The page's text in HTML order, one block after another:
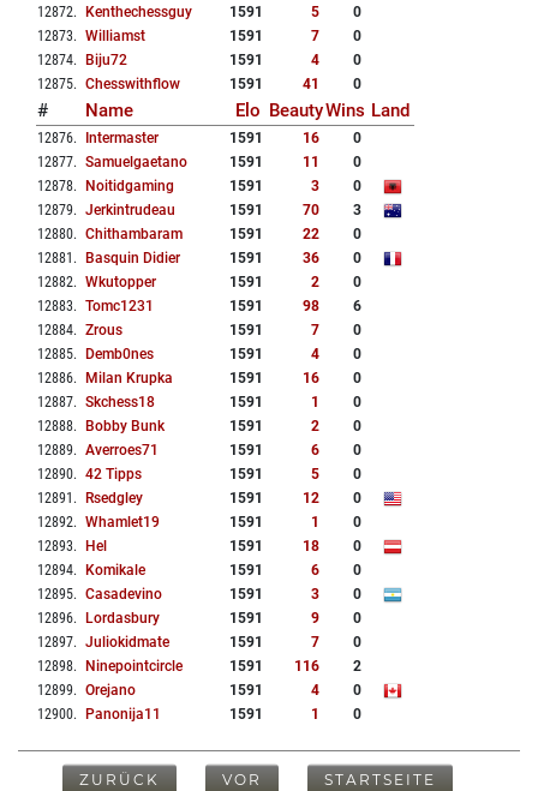
12872. Kenthechessguy 1591 5
0
12873. Williamst 1591 7
0
12874. Biju72 1591 4
0
12875. Chesswithflow 1591 41 0
# Name Elo BeautyWins Land
12876. Intermaster 1591 16
0
12877. Samuelgaetano 1591 11
0
12878. Noitidgaming 1591 3
0
12879. Jerkintrudeau 1591 70
3
12880. Chithambaram 1591 22
0
12881 . Basquin Didier 1591 36
0
12882. Wkutopper 1591 2
0
12883. Tomc1231 1591 98
6
12884. Zrous 1591 7
0
12885. Demb0nes 1591 4
0
12886. Milan Krupka 1591 16
0
12887. Skchess18 1591 1
0
12888. Bobby Bunk 1591 2
0
12889. Averroes71 1591 6
0
12890. 42 Tipps 1591 5
0
12891 . Rsedgley 1591 12
0
12892. Whamlet19 1591 1
0
12893. Hel 1591 18
0
12894. Komikale 1591 6
0
12895. Casadevino 1591 3
0
12896. Lordasbury 1591 9
0
12897. Juliokidmate 1591 7
0
12898. Ninepointcircle 1591 116
2
12899. Orejano 1591 4
0
12900. Panonija11 1591 1 0
ZURÜCK VOR STARTSEITE